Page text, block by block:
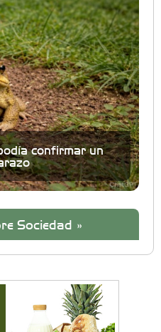
confirmar un
Sociedad »